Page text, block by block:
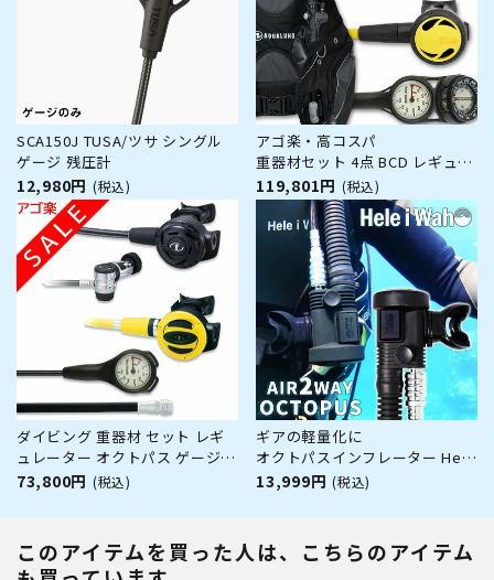
SCA150J TUSA/ツサ シングル
ゲージ 残圧計
12,980円 (税込)
アゴ楽・高コスパ
重器材セット 4点 BCD レギュレ
ーター オクトパス ゲージ
【HDm-Hreg2Flx-Hoct2-
Hmfx2】 スキューバーダイビン
グ BC コンパス 2連ゲージ
119,801円 (税込)
ダイビング 重器材 セット レギ
ュレーター オクトパス ゲージ
【Nml-rs1103-ss20-Hmfx1】
クーポン プレゼント アゴ楽 あ
ごらく
73,800円 (税込)
ギアの軽量化に
オクトパスインフレーター Hele
i Waho / ヘレイワホ AIR2way
13,999円 (税込)
このアイテムを買った人は、こちらのアイテム